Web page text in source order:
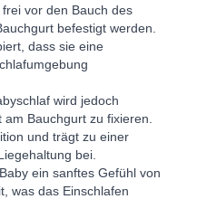
vor den Bauch des
befestigt werden.
dass sie eine
wird jedoch
Bauchgurt zu fixieren.
und trägt zu einer
bei.
ein sanftes Gefühl von
was das Einschlafen